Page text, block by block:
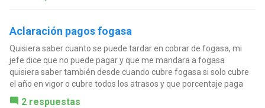
Aclaración pagos fogasa
Quisiera saber cuanto se puede tardar en cobrar de fogasa, mi
jefe dice que no puede pagar y que me mandara a fogasa
quisiera saber también desde cuando cubre fogasa si solo cubre
el año en vigor o cubre todos los atrasos y que porcentaje paga
2 respuestas